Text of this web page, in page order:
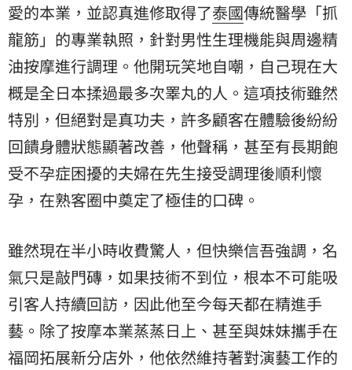
愛的本業，並認真進修取得了泰國傳統醫學「抓
龍筋」的專業執照，針對男性生理機能與周邊精
油按摩進行調理。他開玩笑地自嘲，自己現在大
概是全日本揉過最多次睪丸的人。這項技術雖然
特別，但絕對是真功夫，許多顧客在體驗後紛紛
回饋身體狀態顯著改善，他聲稱，甚至有長期飽
受不孕症困擾的夫婦在先生接受調理後順利懷
孕，在熟客圈中奠定了極佳的口碑。
雖然現在半小時收費驚人，但快樂信吾強調，名
氣只是敲門磚，如果技術不到位，根本不可能吸
引客人持續回訪，因此他至今每天都在精進手
藝。除了按摩本業蒸蒸日上、甚至與妹妹攜手在
福岡拓展新分店外，他依然維持著對演藝工作的